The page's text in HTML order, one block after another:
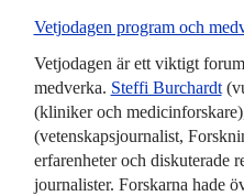
Vetjodagen program och
Vetjodagen är ett viktigt
medverka. Steffi Burchardt
(kliniker och
(vetenskapsjournalist,
erfarenheter och diskuterade
journalister. Forskarna hade